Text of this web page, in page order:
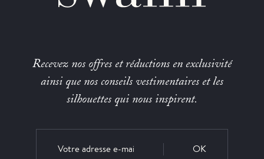
Recevez nos offres et réductions en exclusivité
ainsi que nos conseils vestimentaires et les
silhouettes qui nous inspirent.
OK